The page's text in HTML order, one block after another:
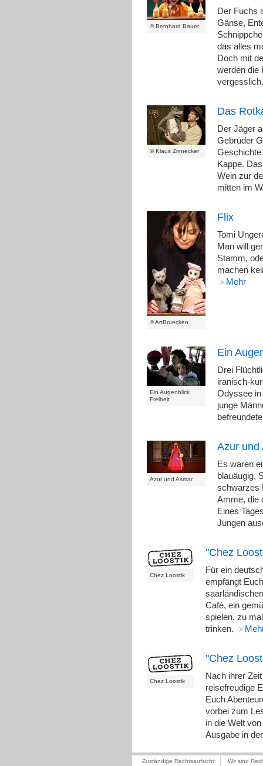
© Bernhard Bauer
Der Fuchs
Gänse,
das alles
Doch mit
werden die
© Klaus Zinnecker
Das
Der Jäger
Gebrüder
Geschichte
Kappe.
Wein zur
mitten im
© ArtBruecken
Flix
Tomi
Man will
Stamm,
machen
Mehr
Ein Augenblick
Freiheit
Ein
Drei
iranisch-
Odyssee in
junge
Azur und Asmar
Azur und
Es waren
blauäugig,
schwarzes
Amme, die
Eines
Jungen
Chez Loostik
"Chez
Für ein
empfängt
Café, ein
spielen, zu
trinken.
Chez Loostik
"Chez
Nach ihrer
reisefreudige
Euch
vorbei zum
in die Welt
Ausgabe in
Zuständige Rechtsaufsicht: Wir sind